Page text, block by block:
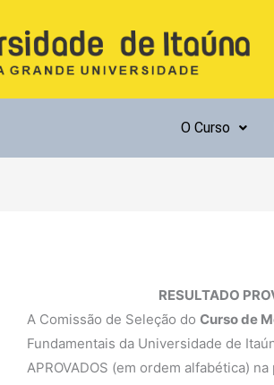
O Curso
RESULTADO
A Comissão de Seleção doCurso de
Fundamentais da Universidade de
APROVADOS (em ordem alfabética)